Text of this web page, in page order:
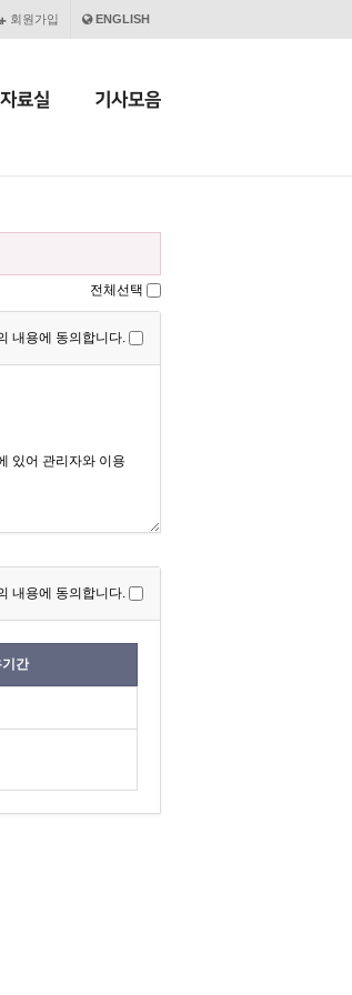
ENGLISH
회원가입
자료실 기사모음
전체선택
내용에 동의합니다.
기간
내용에 동의합니다.